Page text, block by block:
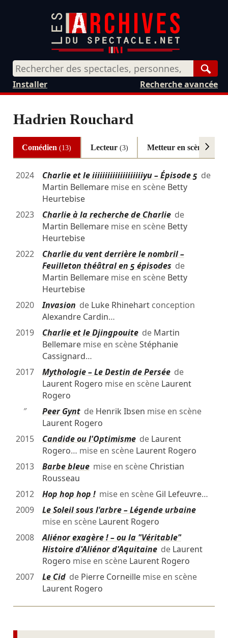
Recherche avancée
Installer
Hadrien Rouchard
Comédien(13) Lecteur (3) Metteur en scène(2)
2024 Charlie et le iiiiiiiiiiiiiiiiiiiiyu – Épisode 5 de
Martin Bellemaremise en scène Betty
Heurtebise
2023
Charlie à la recherche de Charliede
Martin Bellemaremise en scène Betty
Heurtebise
2022
Charlie du vent derrière le nombril –
Feuilleton théâtral en 5 épisodes de
Martin Bellemaremise en scène Betty
Heurtebise
2020
Invasion de Luke Rhinehartconception
Alexandre Cardin…
2019
Charlie et le Djingpouitede Martin
Bellemaremise en scèneStéphanie
Cassignard…
2017
Mythologie – Le Destin de Perséede
Laurent Rogero mise en scène Laurent
Rogero
″
Peer Gyntde Henrik Ibsen mise en scène
Laurent Rogero
2015
Candide ou l'Optimismede Laurent
Rogero… mise en scène Laurent Rogero
2013
Barbe bleuemise en scène Christian
Rousseau
2012
Hop hop hop !mise en scène Gil Lefeuvre…
2009
Le Soleil sous l'arbre – Légende urbaine
mise en scène Laurent Rogero
2008
Aliénor exagère ! – ou la "Véritable"
Histoire d'Aliénor d'Aquitainede Laurent
Rogero mise en scène Laurent Rogero
2007
Le Cidde Pierre Corneillemise en scène
Laurent Rogero